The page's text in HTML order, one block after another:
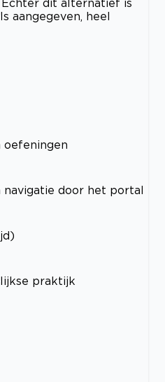
Echter dit alternatief is
aangegeven, heel
oefeningen
navigatie door het portal
praktijk